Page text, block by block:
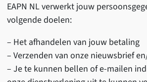
EAPN NL verwerkt jouw
volgende doelen:
– Het afhandelen van jouw betaling
– Verzenden van onze nieuwsbrief
– Je te kunnen bellen of e-mailen